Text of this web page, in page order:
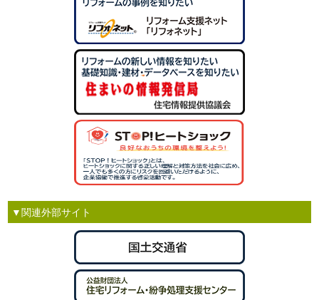
▼関連外部サイト